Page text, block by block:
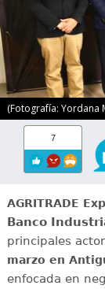
(Fotografía: Yordana
7
AGRITRADE
Banco
principales
marzo en
enfocada en